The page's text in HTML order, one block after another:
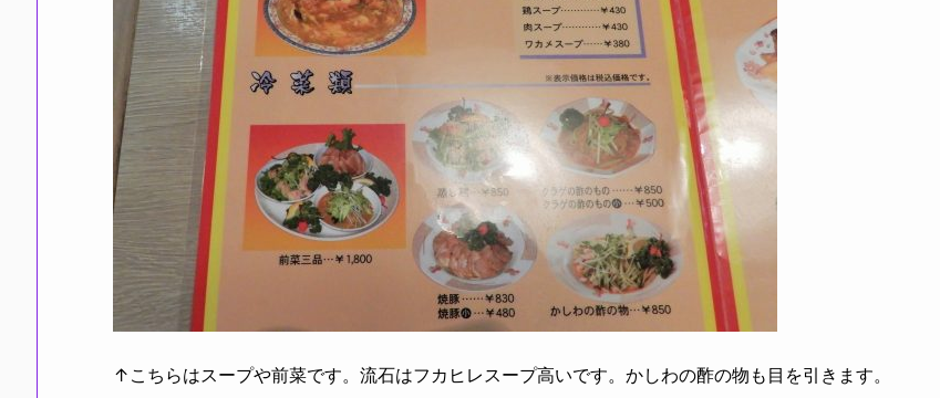
↑こちらはスープや前菜です。流石はフカヒレスープ高いです。かしわの酢の物も目を引きます。